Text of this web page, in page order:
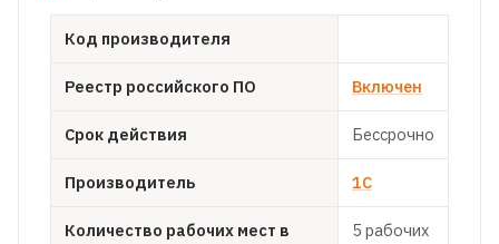
Код производителя
Реестр российского ПО Включен
Срок действия Бессрочно
Производитель 1С
Количество рабочих мест в
5 рабочих